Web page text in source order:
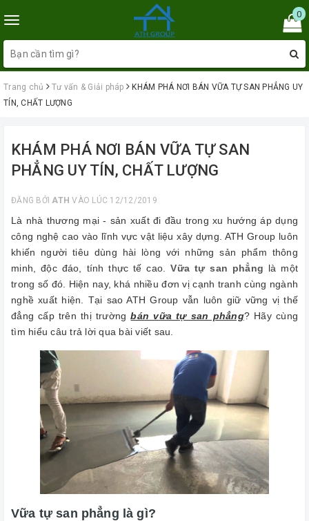
Toggle
navigation
0
Trang chủ Tư vấn & Giải pháp
KHÁM PHÁ NƠI BÁN VỮA TỰ SAN PHẲNG UY
TÍN, CHẤT LƯỢNG
KHÁM PHÁ NƠI BÁN VỮA TỰ SAN
PHẲNG UY TÍN, CHẤT LƯỢNG
ĐĂNG BỞIATH VÀO LÚC 12/12/2019
Là nhà thương mại - sản xuất đi đầu trong xu hướng áp dụng
công nghệ cao vào lĩnh vực vật liệu xây dựng. ATH Group luôn
khiến người tiêu dùng hài lòng với những sản phẩm thông
minh, độc đáo, tính thực tế cao.Vữa tự san phẳng là một
trong số đó. Hiện nay, khá nhiều đơn vị cạnh tranh cùng ngành
nghề xuất hiện. Tại sao ATH Group vẫn luôn giữ vững vị thế
đẳng cấp trên thị trườngbán vữa tự san phẳng? Hãy cùng
tìm hiểu câu trả lời qua bài viết sau.
Vữa tự san phẳng là gì?